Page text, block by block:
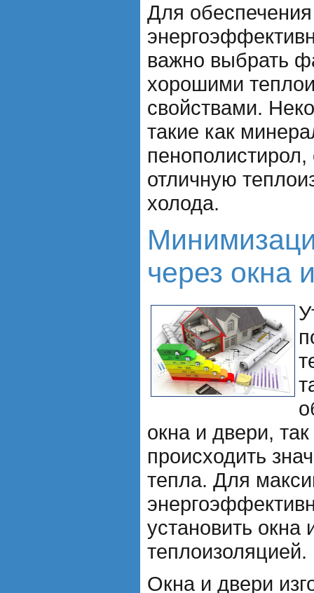
Для обеспечения
важно выбрать
хорошими
свойствами.
такие как
отличную
холода.
через окна
окна и двери,
происходить
тепла. Для
установить
теплоизоляцией.
Окна и двери